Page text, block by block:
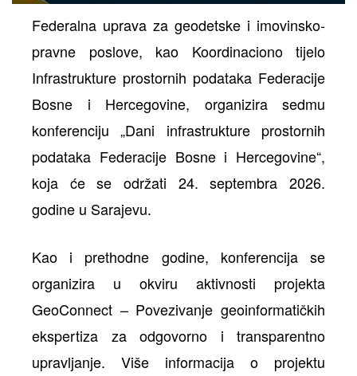
Federalna uprava za geodetske i imovinsko-
pravne poslove, kao Koordinaciono tijelo
Infrastrukture prostornih podataka Federacije
Bosne i Hercegovine, organizira sedmu
konferenciju „Dani infrastrukture prostornih
podataka Federacije Bosne i Hercegovine“,
koja će se održati 24. septembra 2026.
godine u Sarajevu.
Kao i prethodne godine, konferencija se
organizira u okviru aktivnosti projekta
GeoConnect – Povezivanje geoinformatičkih
ekspertiza za odgovorno i transparentno
upravljanje. Više informacija o projektu